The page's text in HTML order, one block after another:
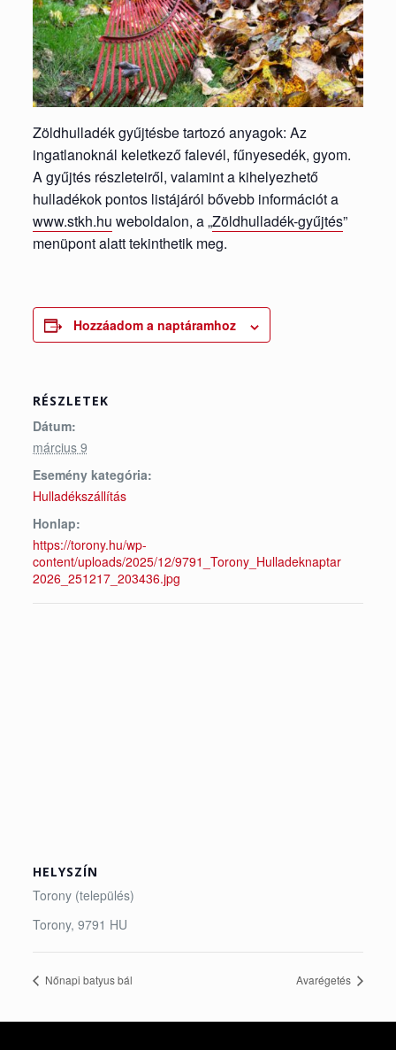
Zöldhulladék gyűjtésbe tartozó anyagok: Az
ingatlanoknál keletkező falevél, fűnyesedék, gyom.
A gyűjtés részleteiről, valamint a kihelyezhető
hulladékok pontos listájáról bővebb információt a
www.stkh.hu weboldalon, a „Zöldhulladék-gyűjtés”
menüpont alatt tekinthetik meg.
Hozzáadom a naptáramhoz
RÉSZLETEK
Dátum:
március 9
Esemény kategória:
Hulladékszállítás
Honlap:
https://torony.hu/wp-
content/uploads/2025/12/9791_Torony_Hulladeknaptar
2026_251217_203436.jpg
HELYSZÍN
Torony (település)
Torony, 9791 HU
Nőnapi batyus bál Avarégetés